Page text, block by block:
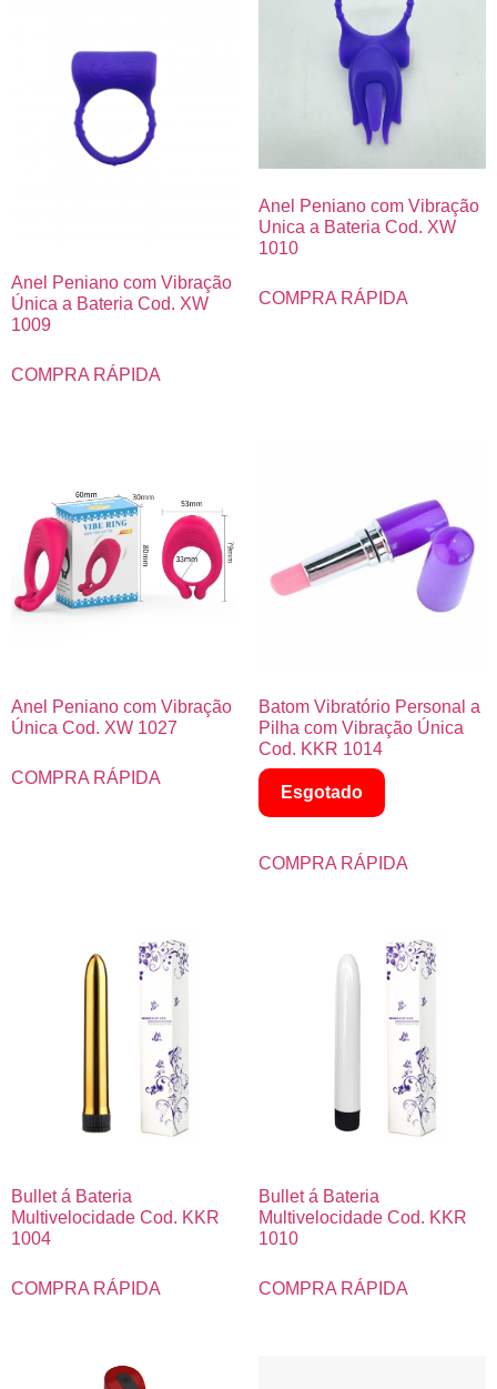
Anel Peniano com Vibração
Única a Bateria Cod. XW
1009
COMPRA RÁPIDA
Anel Peniano com Vibração
Unica a Bateria Cod. XW
1010
COMPRA RÁPIDA
Anel Peniano com Vibração
Única Cod. XW 1027
COMPRA RÁPIDA
Batom Vibratório Personal a
Pilha com Vibração Única
Cod. KKR 1014
Esgotado
COMPRA RÁPIDA
Bullet á Bateria
Multivelocidade Cod. KKR
1004
COMPRA RÁPIDA
Bullet á Bateria
Multivelocidade Cod. KKR
1010
COMPRA RÁPIDA